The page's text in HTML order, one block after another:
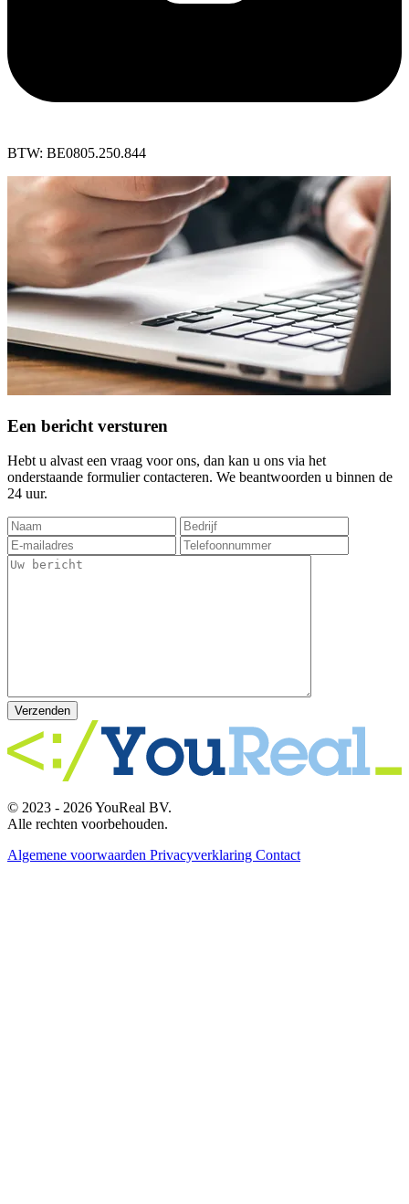
BTW: BE0805.250.844
Een bericht versturen
Hebt u alvast een vraag voor ons, dan kan u ons via het
onderstaande formulier contacteren. We beantwoorden u binnen de
24 uur.
Verzenden
© 2023 - 2026 YouReal BV.
Alle rechten voorbehouden.
Algemene voorwaarden Privacyverklaring Contact